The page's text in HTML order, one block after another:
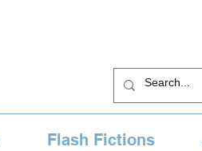
Flash Fictions